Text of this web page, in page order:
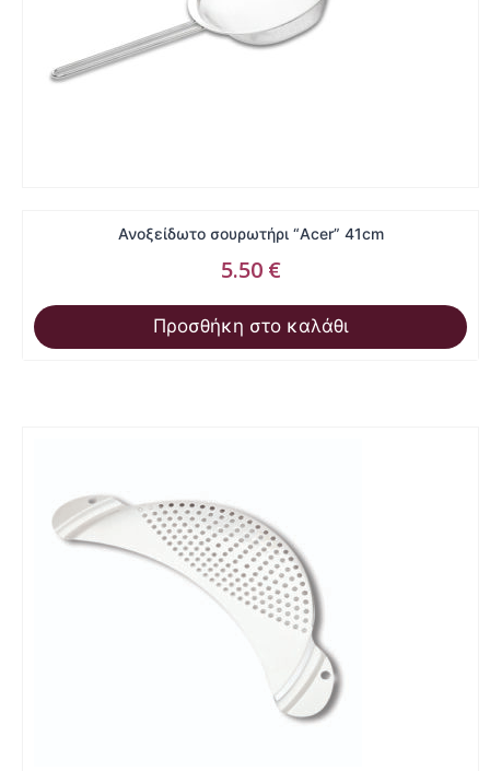
Ανοξείδωτο σουρωτήρι “Acer” 41cm
5.50 €
Προσθήκη στο καλάθι